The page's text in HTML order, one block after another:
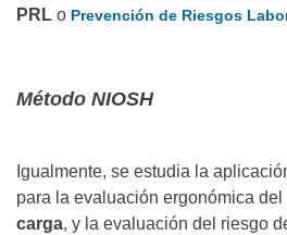
PRL o Prevención de Riesgos
Método NIOSH
Igualmente, se estudia la
para la evaluación ergonómica del
carga, y la evaluación del riesgo